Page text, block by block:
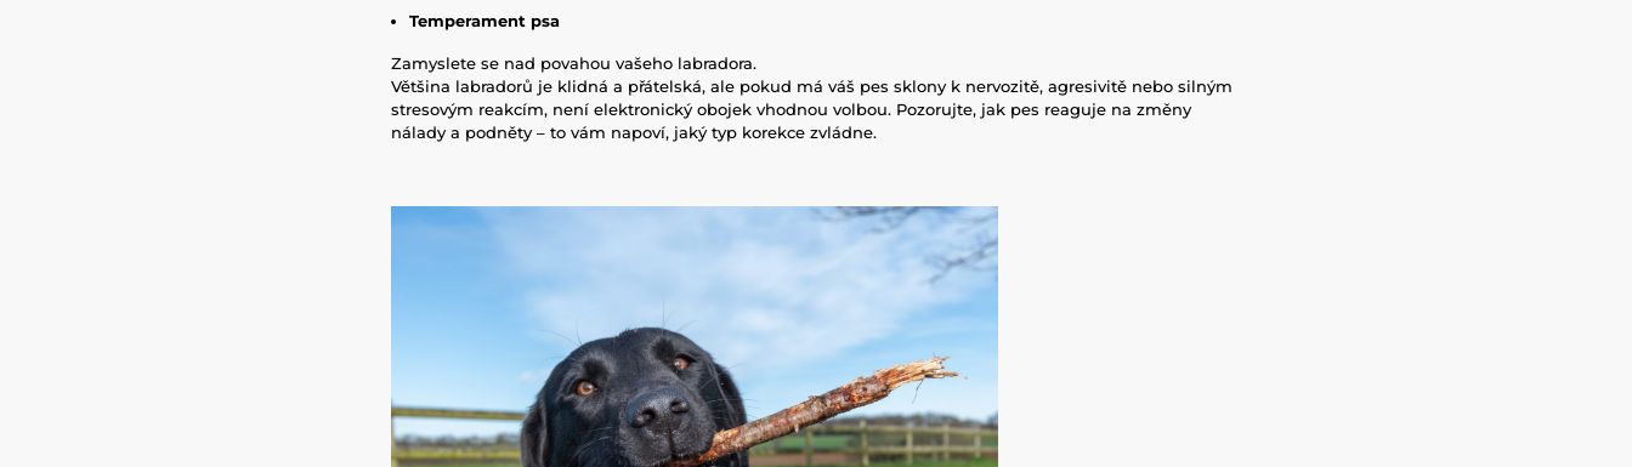
Temperament psa
Zamyslete se nad povahou vašeho labradora.
Většina labradorů je klidná a přátelská, ale pokud má váš pes sklony k nervozitě, agresivitě nebo silným
stresovým reakcím, není elektronický obojek vhodnou volbou. Pozorujte, jak pes reaguje na změny
nálady a podněty – to vám napoví, jaký typ korekce zvládne.